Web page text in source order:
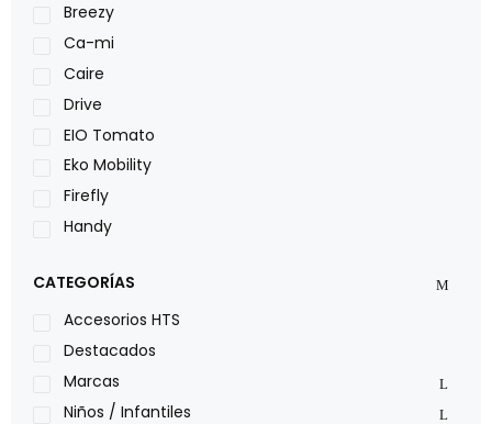
Breezy
Ca-mi
Caire
Drive
EIO Tomato
Eko Mobility
Firefly
Handy
Leggero
Lumex
Medical Store
Nidek
Oxiplus
CATEGORÍAS
Accesorios HTS
Destacados
Marcas
Niños / Infantiles